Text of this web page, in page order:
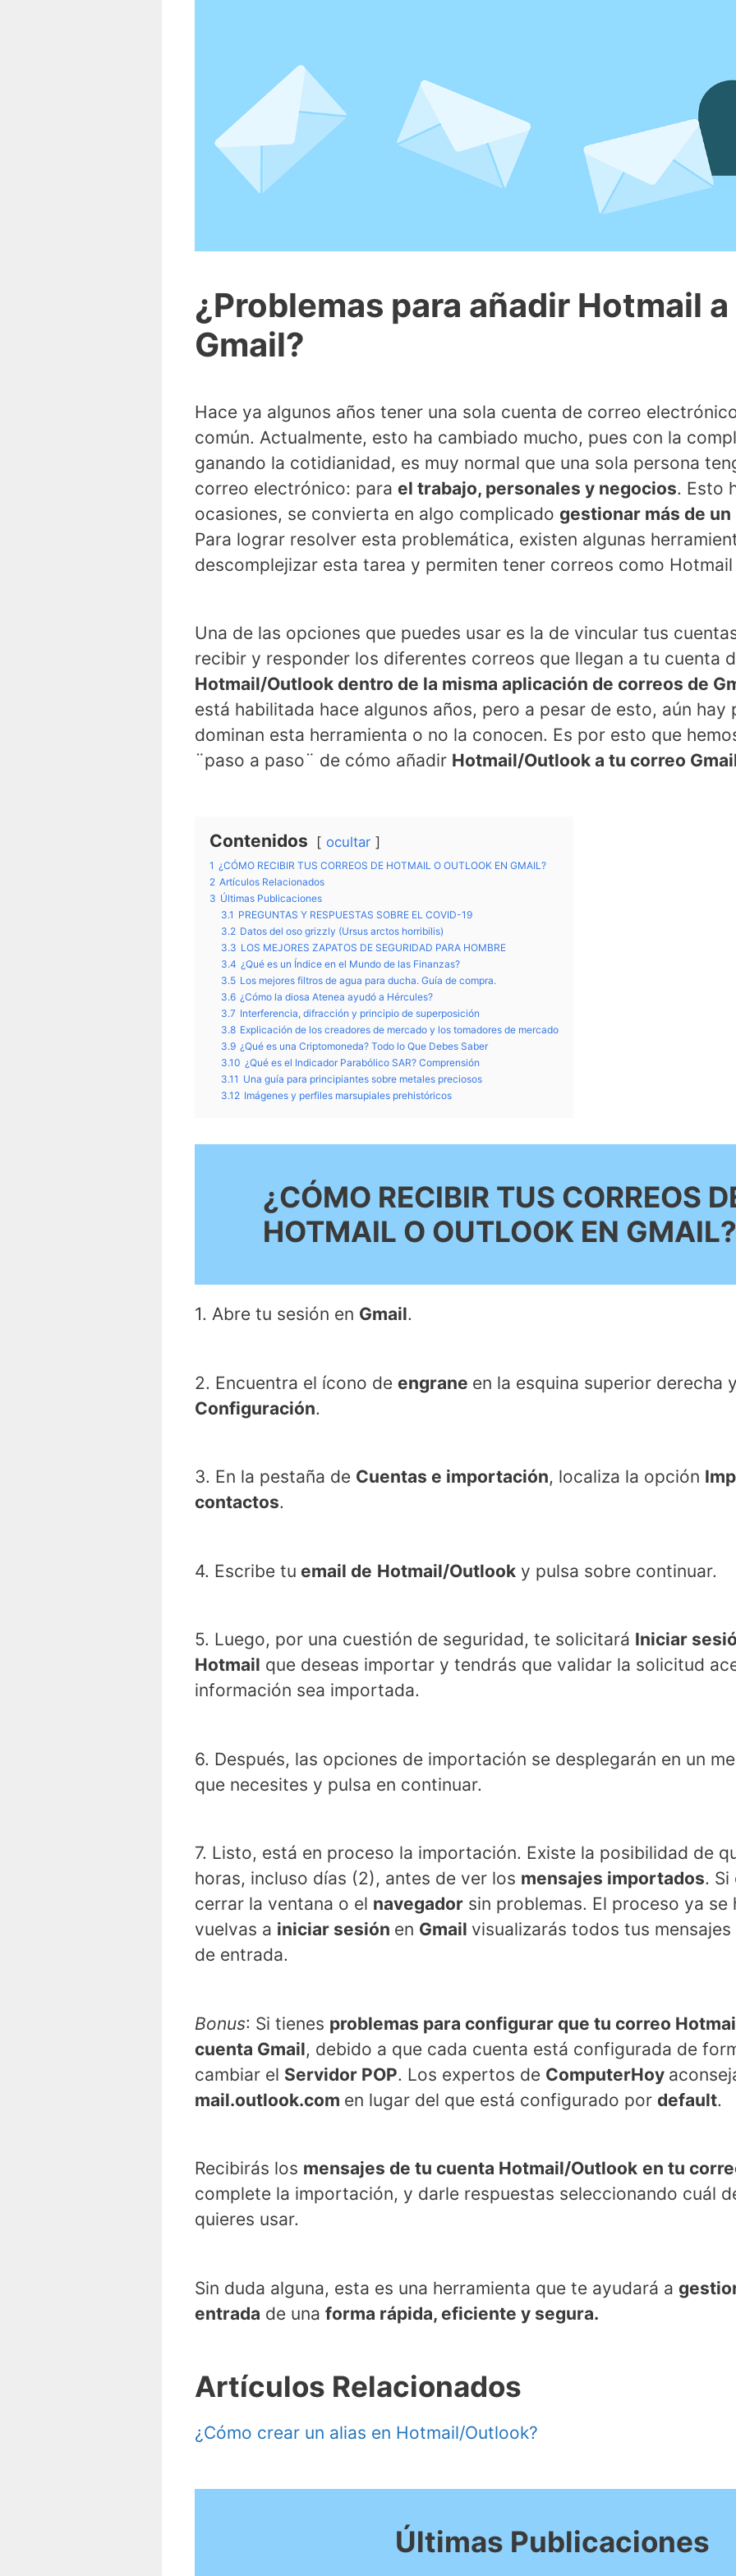
¿Problemas para añadir Hotmail
Gmail?
Hace ya algunos años tener una sola cuenta de correo
común. Actualmente, esto ha cambiado mucho, pues con la
ganando la cotidianidad, es muy normal que una sola persona
correo electrónico: para el trabajo, personales y negocios. Esto
ocasiones, se convierta en algo complicado gestionar más de
Para lograr resolver esta problemática, existen algunas
descomplejizar esta tarea y permiten tener correos como
Una de las opciones que puedes usar es la de vincular tus
recibir y responder los diferentes correos que llegan a tu cuenta
Hotmail/Outlook dentro de la misma aplicación de correos de
está habilitada hace algunos años, pero a pesar de esto, aún hay
dominan esta herramienta o no la conocen. Es por esto que
¨paso a paso¨ de cómo añadir Hotmail/Outlook a tu correo
Contenidos ocultar
1 ¿CÓMO RECIBIR TUS CORREOS DE HOTMAIL O OUTLOOK EN GMAIL?
2 Artículos Relacionados
3 Últimas Publicaciones
3.1 PREGUNTAS Y RESPUESTAS SOBRE EL COVID-19
3.2 Datos del oso grizzly (Ursus arctos horribilis)
3.3 LOS MEJORES ZAPATOS DE SEGURIDAD PARA HOMBRE
3.4 ¿Qué es un Índice en el Mundo de las Finanzas?
3.5 Los mejores filtros de agua para ducha. Guía de compra.
3.6 ¿Cómo la diosa Atenea ayudó a Hércules?
3.7 Interferencia, difracción y principio de superposición
3.8 Explicación de los creadores de mercado y los tomadores de mercado
3.9 ¿Qué es una Criptomoneda? Todo lo Que Debes Saber
3.10 ¿Qué es el Indicador Parabólico SAR? Comprensión
3.11 Una guía para principiantes sobre metales preciosos
3.12 Imágenes y perfiles marsupiales prehistóricos
¿CÓMO RECIBIR TUS CORREOS
HOTMAIL O OUTLOOK EN
1. Abre tu sesión en Gmail.
2. Encuentra el ícono de engrane en la esquina superior derecha
Configuración.
3. En la pestaña de Cuentas e importación, localiza la opción
contactos.
4. Escribe tu email de Hotmail/Outlook y pulsa sobre continuar.
5. Luego, por una cuestión de seguridad, te solicitará Iniciar
Hotmail que deseas importar y tendrás que validar la solicitud
información sea importada.
6. Después, las opciones de importación se desplegarán en un
que necesites y pulsa en continuar.
7. Listo, está en proceso la importación. Existe la posibilidad de
horas, incluso días (2), antes de ver los mensajes importados. Si
cerrar la ventana o el navegador sin problemas. El proceso ya
vuelvas a iniciar sesión en Gmail visualizarás todos tus
de entrada.
Bonus: Si tienes problemas para configurar que tu correo
cuenta Gmail, debido a que cada cuenta está configurada de
cambiar el Servidor POP. Los expertos de ComputerHoy
mail.outlook.com en lugar del que está configurado por default.
Recibirás los mensajes de tu cuenta Hotmail/Outlook en tu
complete la importación, y darle respuestas seleccionando cuál
quieres usar.
Sin duda alguna, esta es una herramienta que te ayudará a
entrada de una forma rápida, eficiente y segura.
Artículos Relacionados
¿Cómo crear un alias en Hotmail/Outlook?
Últimas Publicaciones